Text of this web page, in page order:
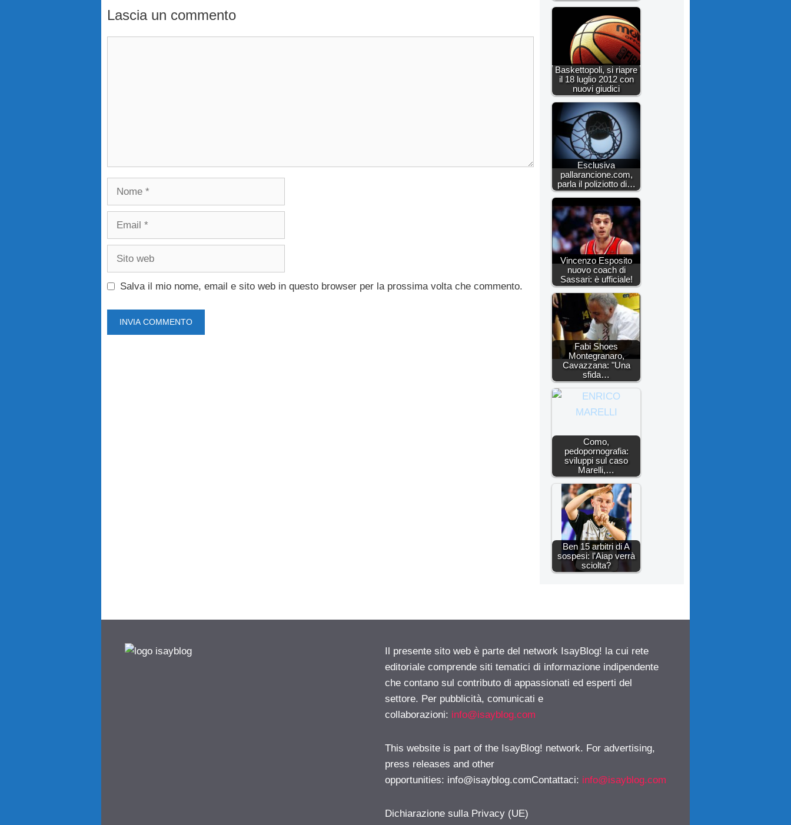
Lascia un commento
Nome
Email
Sito
Salva il mio nome, email e sito web in questo browser per la prossima volta che commento.
Baskettopoli, si riapre
il 18 luglio 2012 con
nuovi giudici
Esclusiva
pallarancione.com,
parla il poliziotto di…
Vincenzo Esposito
nuovo coach di
Sassari: è ufficiale!
Fabi Shoes
Montegranaro,
Cavazzana: "Una
sfida…
Como,
pedopornografia:
sviluppi sul caso
Marelli,…
Ben 15 arbitri di A
sospesi: l’Aiap verrà
sciolta?
Il presente sito web è parte del network IsayBlog! la cui rete
editoriale comprende siti tematici di informazione indipendente
che contano sul contributo di appassionati ed esperti del
settore. Per pubblicità, comunicati e
collaborazioni: info@isayblog.com
This website is part of the IsayBlog! network. For advertising,
press releases and other
opportunities: info@isayblog.comContattaci: info@isayblog.com
Dichiarazione sulla Privacy (UE)